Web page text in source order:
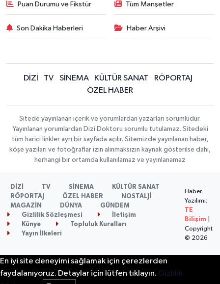
Puan Durumu ve Fikstür Tüm Manşetler
Son Dakika Haberleri Haber Arşivi
DİZİ TV SİNEMA KÜLTÜR SANAT
RÖPORTAJ
ÖZEL HABER
Sitede yayınlanan içerik ve yorumlardan yazarları sorumludur.
Yayınlanan yorumlardan Dizi Doktoru sorumlu tutulamaz. Sitedeki
tüm harici linkler ayrı bir sayfada açılır. Sitemizde yayınlanan haber,
köşe yazıları ve fotoğraflar izin alınmaksızın kaynak gösterilse dahi,
herhangi bir ortamda kullanılamaz ve yayınlanamaz
DİZİ TV SİNEMA
KÜLTÜR SANAT
RÖPORTAJ
ÖZEL HABER
NOSTALJİ
MAGAZİN
DÜNYA
GÜNDEM
Gizlilik Sözleşmesi
İletişim
Künye
Topluluk Kuralları
Yayın İlkeleri
Haber
Yazılımı:
TE
Bilişim
Copyright
© 2026
En iyi site deneyimi sağlamak için çerezlerden
faydalanıyoruz. Detaylar için lütfen tıklayın. Gizlilik